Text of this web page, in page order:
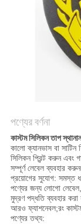
পণ্যের বর্ণনা
কাস্টম সিলিকন তাপ
কালো ক্যানভাস বা
সিলিকন প্রিন্ট করুন এবং
সম্পূর্ণ লেবেল ব্যবহার করুন৷
প্রয়োগের সুযোগ: সমস্ত
পণ্যের জন্য লোগো লেবেল,
মুদ্রণ পদ্ধতি ব্যবহার
আরও ফ্যাশনেবল;রং
পণ্যের তথ্য: